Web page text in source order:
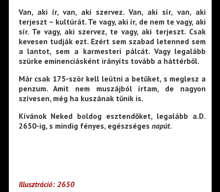
Van, aki ír, van, aki szervez. Van, aki sír, van, aki
terjeszt – kultúrát. Te vagy, aki ír, de nem te vagy, aki
sír. Te vagy, aki szervez, te vagy, aki terjeszt. Csak
kevesen tudják ezt. Ezért sem szabad letenned sem
a lantot, sem a karmesteri pálcát. Vagy legalább
szürke eminenciásként irányíts tovább a háttérből.
Már csak 175-ször kell leütni a betűket, s meglesz a
penzum. Amit nem muszájból írtam, de nagyon
szívesen, még ha kuszának tűnik is.
Kívánok Neked boldog esztendőket, legalább a.D.
2650-ig, s mindig fényes, egészséges napút.
Illusztráció: 2650